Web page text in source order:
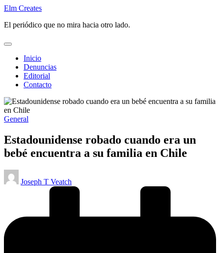
Saltar
contenido
Elm Creates
El periódico que no mira hacia otro lado.
Inicio
Denuncias
Editorial
Contacto
Publicado
General
Estadounidense robado cuando era un
bebé encuentra a su familia en Chile
Publicado
por
Joseph T Veatch